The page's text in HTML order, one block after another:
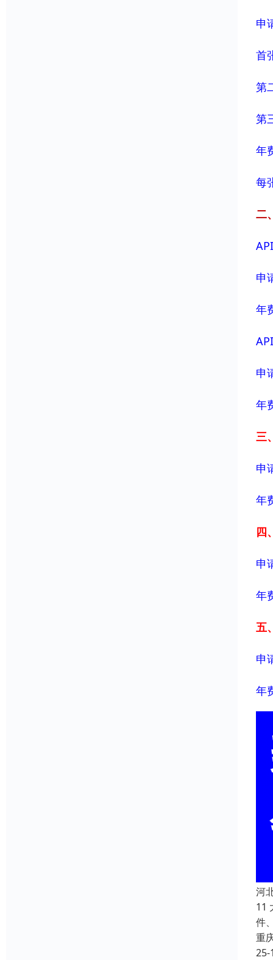
申
首
第
第
年
每
二
申
年
申
年
三
申
年
四
申
年
五
申
年
河
11
件
重
25-